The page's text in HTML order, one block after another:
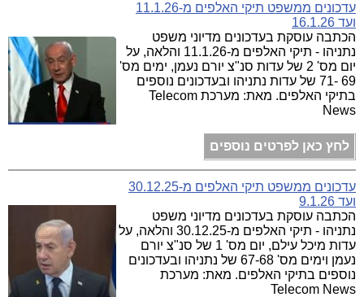
עדכונים ממשפט תיקי האלפים מ-11.1.26
ועד 16.1.26
הכתבה עוסקת בעדכונים מדיוני משפט
נתניהו - תיקי האלפים מ-11.1.26 והלאה, על
יום מס' 2 של עדות סנ"צ יורם נעמן, ימים מס'
69 -71 של עדות נתניהו ובעדכונים נוספים
בתיקי האלפים. מאת: מערכת Telecom
News
לחץ כאן לפרטים נוספים
עדכונים ממשפט תיקי האלפים מ-30.12.25
ועד 9.1.26
הכתבה עוסקת בעדכונים מדיוני משפט
נתניהו - תיקי האלפים מ-30.12.25 והלאה, על
עדות מיכל עילם, יום מס' 1 של סנ"צ יורם
נעמן וימים מס' 67-68 של נתניהו ובעדכונים
נוספים בתיקי האלפים. מאת: מערכת
Telecom News